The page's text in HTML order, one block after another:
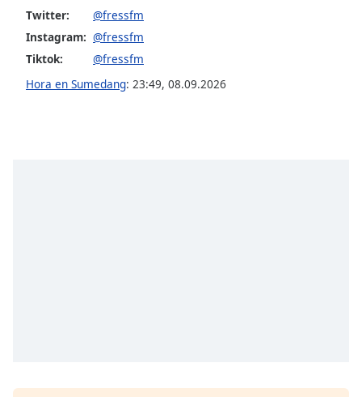
Font
Family
Reset
Twitter:
@fressfm
Instagram: @fressfm
Tiktok:
@fressfm
Hora en Sumedang: 23:49, 08.09.2026